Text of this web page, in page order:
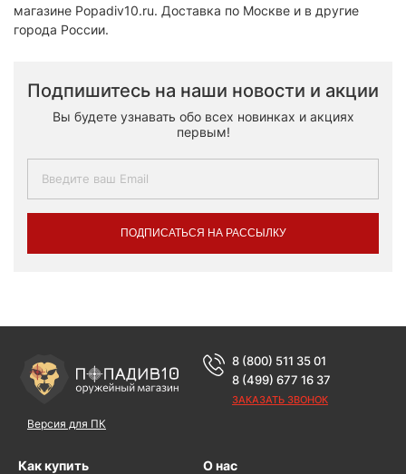
магазине Popadiv10.ru. Доставка по Москве и в другие
города России.
Подпишитесь на наши новости и акции
Вы будете узнавать обо всех новинках и акциях
первым!
ПОДПИСАТЬСЯ НА РАССЫЛКУ
Версия для ПК
8 (800) 511 35 01
8 (499) 677 16 37
ЗАКАЗАТЬ ЗВОНОК
Как купить О нас